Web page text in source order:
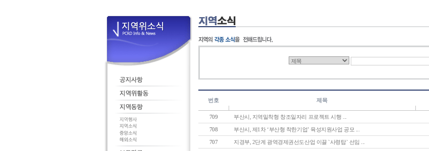
번호 제목
709 부산시, 지역밀착형 창조일자리 프로젝트 시행 ...
708 부산시, 제1차 ‘부산형 착한기업’ 육성지원사업 공모 ...
707 지경부, 2단계 광역경제권선도산업 이끌 `사령탑` 선임 ...